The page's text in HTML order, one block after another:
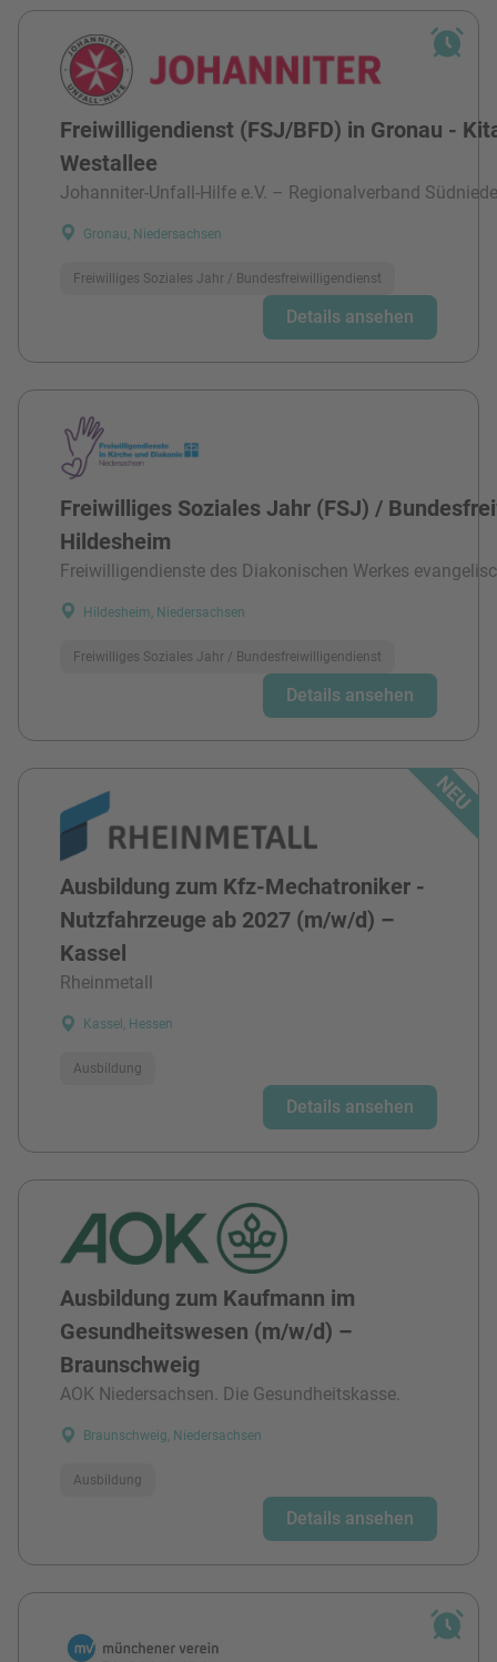
Freiwilligendienst (FSJ/BFD) in Gronau -
Westallee
Johanniter-Unfall-Hilfe e.V. – Regionalverband
Gronau, Niedersachsen
Freiwilliges Soziales Jahr / Bundesfreiwilligendienst
Details ansehen
Freiwilliges Soziales Jahr (FSJ) /
Hildesheim
Freiwilligendienste des Diakonischen Werkes
Hildesheim, Niedersachsen
Freiwilliges Soziales Jahr / Bundesfreiwilligendienst
Details ansehen
Ausbildung zum Kfz-Mechatroniker -
Nutzfahrzeuge ab 2027 (m/w/d) –
Kassel
Rheinmetall
Kassel, Hessen
Ausbildung
Details ansehen
Ausbildung zum Kaufmann im
Gesundheitswesen (m/w/d) –
Braunschweig
AOK Niedersachsen. Die Gesundheitskasse.
Braunschweig, Niedersachsen
Ausbildung
Details ansehen